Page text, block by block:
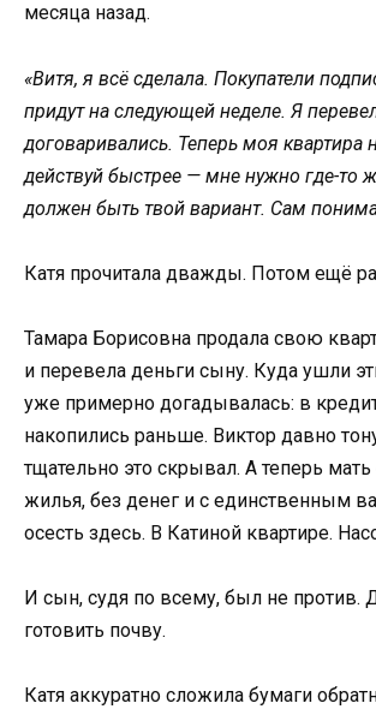
месяца назад.
«Витя, я всё сделала. Покупатели
придут на следующей неделе. Я
договаривались. Теперь моя квартира
действуй быстрее — мне нужно где-то
должен быть твой вариант. Сам
Катя прочитала дважды. Потом ещё
Тамара Борисовна продала свою
и перевела деньги сыну. Куда ушли
уже примерно догадывалась: в
накопились раньше. Виктор давно
тщательно это скрывал. А теперь мать
жилья, без денег и с единственным
осесть здесь. В Катиной квартире.
И сын, судя по всему, был не против.
готовить почву.
Катя аккуратно сложила бумаги